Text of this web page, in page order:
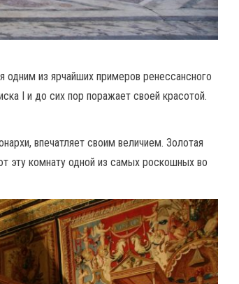
одним из ярчайших примеров ренессансного
I и до сих пор поражает своей красотой.
впечатляет своим величием. Золотая
эту комнату одной из самых роскошных во